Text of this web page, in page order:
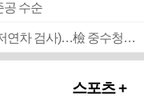
공 수순
■ 검사 신분 버리고 직급하향(10년 이하 저연차 검사)…檢 중수청행 기피
스포츠 +